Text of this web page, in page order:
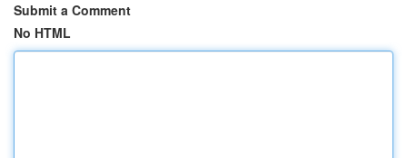
Submit a Comment
No HTML